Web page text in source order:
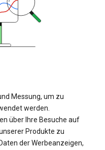
Messung, um zu
werden.
über Ihre Besuche auf
Produkte zu
der Werbeanzeigen,